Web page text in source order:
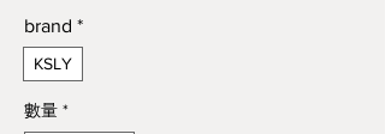
brand *
KSLY
數量 *